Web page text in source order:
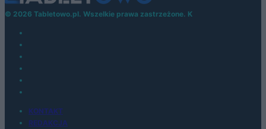
© 2026 Tabletowo.pl. Wszelkie prawa zastrzeżone. K
KONTAKT
REDAKCJA